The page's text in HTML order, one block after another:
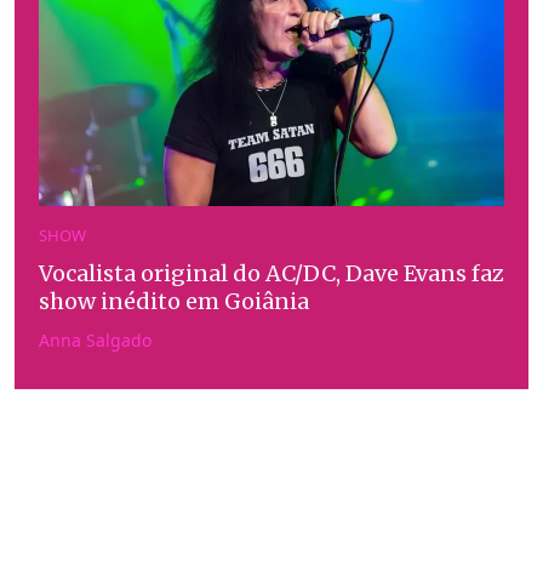
SHOW
Vocalista original do AC/DC, Dave Evans faz
show inédito em Goiânia
Anna Salgado